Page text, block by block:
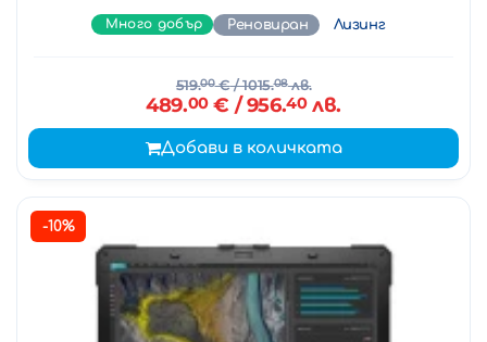
Много добър Реновиран Лизинг
519.00€/ 1015.08лв.
489.00€ / 956.40лв.
Добави в количката
-10%